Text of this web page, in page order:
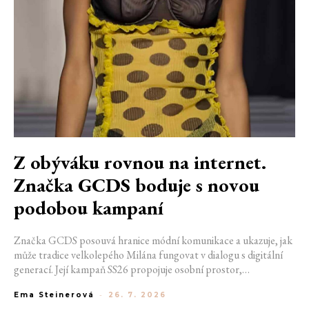
Z obýváku rovnou na internet.
Značka GCDS boduje s novou
podobou kampaní
Značka GCDS posouvá hranice módní komunikace a ukazuje, jak
může tradice velkolepého Milána fungovat v dialogu s digitální
generací. Její kampaň SS26 propojuje osobní prostor,
dnes módu vnímáme a sdílíme. Zároveň potvrzuje schopnost
Ema Steinerová - 26. 7. 2026